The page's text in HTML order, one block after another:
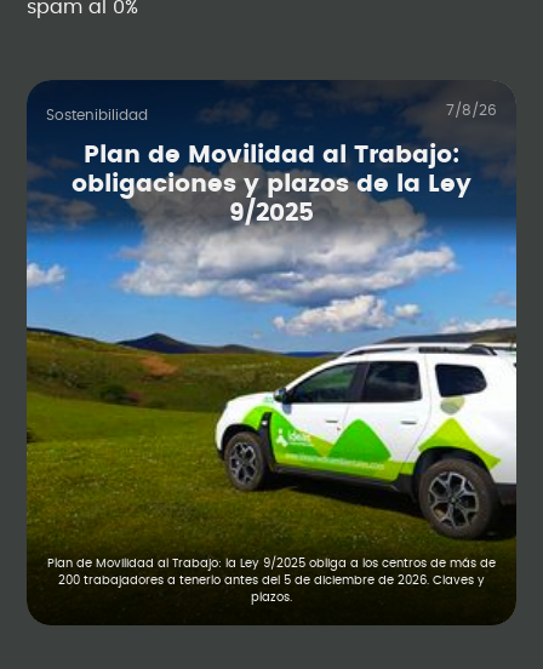
spam al 0%
Sostenibilidad 7/8/26
Plan de Movilidad al Trabajo:
obligaciones y plazos de la Ley
9/2025
Plan de Movilidad al Trabajo: la Ley 9/2025 obliga a los centros de más de
200 trabajadores a tenerlo antes del 5 de diciembre de 2026. Claves y
plazos.